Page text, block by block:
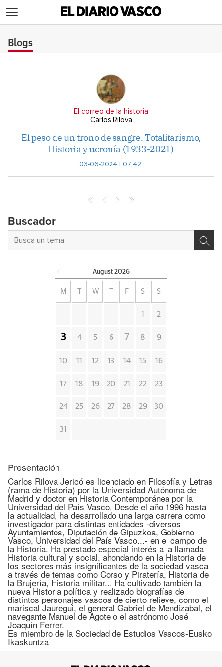
Blogs
El correo de la historia
Carlos Rilova
El peso de un trono de sangre. Totalitarismo,
Historia y ucronía (1933-2021)
03-06-2024 | 07:42
Buscador
August 2026
M W F S S
1 2
3 4 5 6 7 8 9
10 11 12 13 14 15 16
17 18 19 20 21 22 23
24 25 26 27 28 29 30
31
Presentación
Carlos Rilova Jericó es licenciado en Filosofía y Letras
(rama de Historia) por la Universidad Autónoma de
Madrid y doctor en Historia Contemporánea por la
Universidad del País Vasco. Desde el año 1996 hasta
la actualidad, ha desarrollado una larga carrera como
investigador para distintas entidades -diversos
Ayuntamientos, Diputación de Gipuzkoa, Gobierno
Vasco, Universidad del País Vasco...- en el campo de
la Historia. Ha prestado especial interés a la llamada
Historia cultural y social, ahondando en la Historia de
los sectores más insignificantes de la sociedad vasca
a través de temas como Corso y Piratería, Historia de
la Brujería, Historia militar... Ha cultivado también la
nueva Historia política y realizado biografías de
distintos personajes vascos de cierto relieve, como el
mariscal Jauregui, el general Gabriel de Mendizabal, el
navegante Manuel de Agote o el astrónomo José
Joaquín Ferrer.
Es miembro de la Sociedad de Estudios Vascos-Eusko
Ikaskuntza